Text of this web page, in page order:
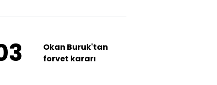
Okan Buruk'tan
forvet kararı